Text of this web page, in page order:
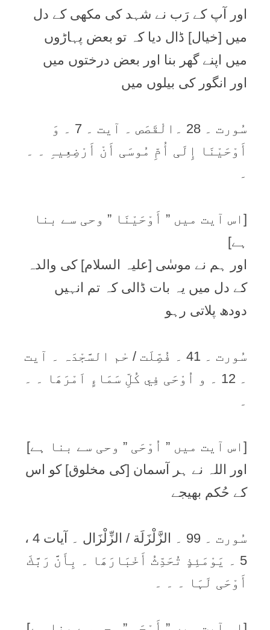
اور آپ کے رَب نے شہد کی مکھی کے دل
میں [خیال] ڈال دیا کہ تو بعض پہاڑوں
میں اپنے گھر بنا اور بعض درختوں میں
اور انگور کی بیلوں میں
سُورت ۔ 28 ۔الْقَصَص ۔ آیت ۔ 7 ۔ وَ
أَوْحَيْنَا إِلَی أُمِّ مُوسَی أَنْ أَرْضِعِيہِ ۔ ۔
۔
[اس آیت میں ” أَوْحَيْنَا ” وحی سے بنا
ہے]
اور ہم نے موسٰی [علیہ السلام] کی والدہ
کے دل میں یہ بات ڈالی کہ تم انہیں
دودھ پلاتی رہو
سُورت ۔ 41 ۔ فُصِّلَت / حٰم السَّجْدَہ ۔ آیت
۔ 12 ۔ و اُوْحَی فِي كُلِّ سَمَاءٍ اَمْرَھَا ۔ ۔
۔
[اس آیت میں ” اُوْحَی ” وحی سے بنا ہے]
اور اللہ نے ہر آسمان [کی مخلوق] کو اس
کے حُکم بھیجے
سُورت ۔ 99 ۔ الزَّلْزَلَة / الزِّلْزَال ۔ آیات 4 ،
5 ۔ يَوْمَئِذٍ تُحَدِّثُ أَخْبَارَھَا ۔ بِأَنَّ رَبَّكَ
أَوْحَی لَہَا ۔ ۔ ۔